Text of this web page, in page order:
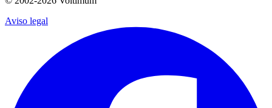
Aviso legal